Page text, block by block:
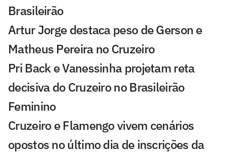
Brasileirão
Artur Jorge destaca peso de Gerson e
Matheus Pereira no Cruzeiro
Pri Back e Vanessinha projetam reta
decisiva do Cruzeiro no Brasileirão
Feminino
Cruzeiro e Flamengo vivem cenários
opostos no último dia de inscrições da